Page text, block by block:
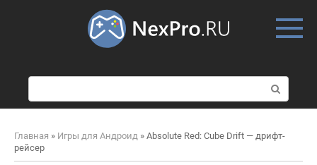
о
и
к
Главная » Игры для Андроид » Absolute Red: Cube Drift — дрифт-
рейсер